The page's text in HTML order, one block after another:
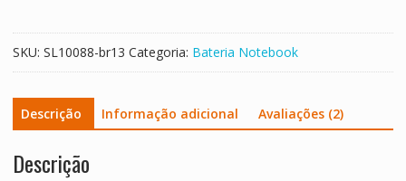
SKU: SL10088-br13 Categoria: Bateria Notebook
Descrição Informação adicional Avaliações (2)
Descrição